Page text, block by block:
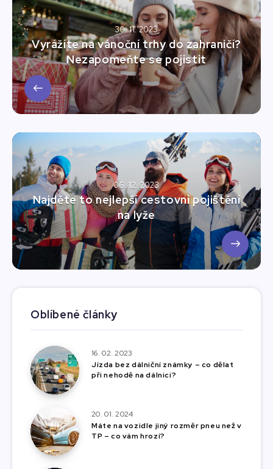
30. 11. 2023
Vyrážíte na vánoční trhy do zahraničí?
Nezapomeňte se pojistit
06. 12. 2023
Najděte to nejlepší cestovní pojištění
na lyže
Oblíbené články
16. 02. 2023
Jízda bez dálniční známky – co dělat
při nehodě na dálnici?
20. 01. 2024
Máte na vozidle jiný rozměr pneu než v
TP – co vám hrozí?